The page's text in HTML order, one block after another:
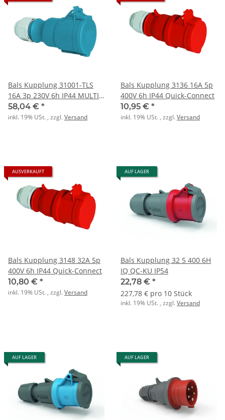
Bals Kupplung 31001-TLS
16A 3p 230V 6h IP44 MULTI-
GRIP
58,04 € *
inkl. 19% USt. , zzgl.Versand
Bals Kupplung 3136 16A 5p
400V 6h IP44 Quick-Connect
10,95 € *
inkl. 19% USt. , zzgl.Versand
AUSVERKAUFT
Bals Kupplung 3148 32A 5p
400V 6h IP44 Quick-Connect
10,80 € *
inkl. 19% USt. , zzgl.Versand
AUF LAGER
Bals Kupplung 32 5 400 6H
IQ QC-KU IP54
22,78 € *
227,78 € pro 10 Stück
inkl. 19% USt. , zzgl.Versand
AUF LAGER AUF LAGER